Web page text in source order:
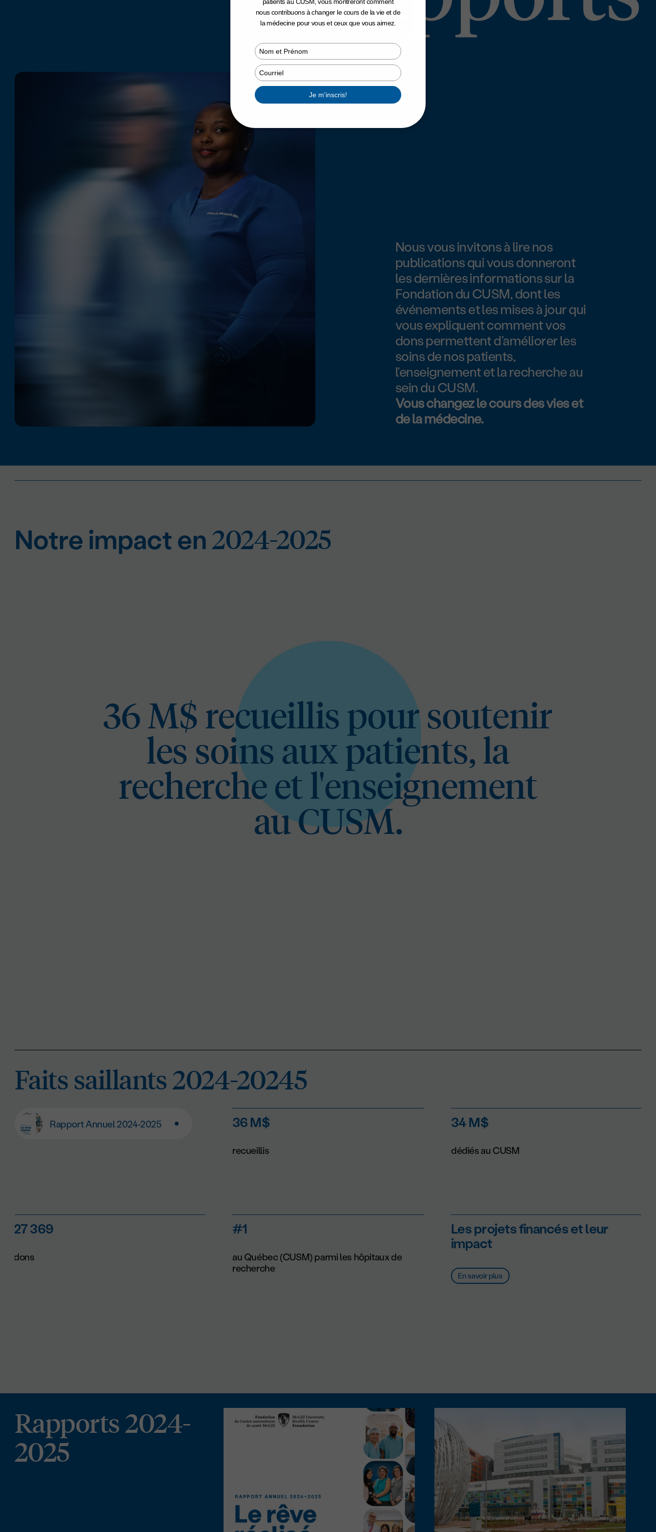
Nous vous invitons à lire nos
publications qui vous donneront
les dernières informations sur la
Fondation du CUSM, dont les
événements et les mises à jour qui
vous expliquent comment vos
dons permettent d’améliorer les
soins de nos patients,
l’enseignement et la recherche au
sein du CUSM.
Vous changez le cours des vies et
de la médecine.
Notre impact en 2024-2025
36 M$ recueillis pour soutenir
les soins aux patients, la
recherche et l'enseignement
au CUSM.
Faits saillants 2024-20245
Rapport Annuel 2024-2025 36 M$
recueillis
34 M$
dédiés au CUSM
27 369
dons
#1
au Québec (CUSM) parmi les hôpitaux de
recherche
Les projets financés et leur
impact
En savoir plus
Rapports 2024-
2025
nous contribuons à changer le cours de la vie et de
la médecine pour vous et ceux que vous aimez.
your
your
email
Je m'inscris!